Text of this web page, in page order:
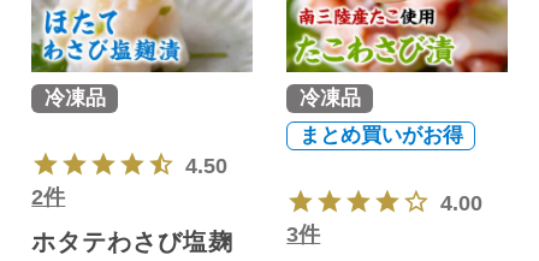
冷凍品
4.50
2件
ホタテわさび塩麹
冷凍品
まとめ買いがお得
4.00
3件